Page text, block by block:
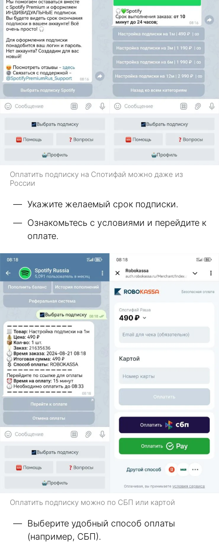
Оплатить подписку на Спотифай можно даже из
России
Укажите желаемый срок подписки.
Ознакомьтесь с условиями и перейдите к
оплате.
Оплатить подписку можно по СБП или картой
Выберите удобный способ оплаты
(например, СБП).